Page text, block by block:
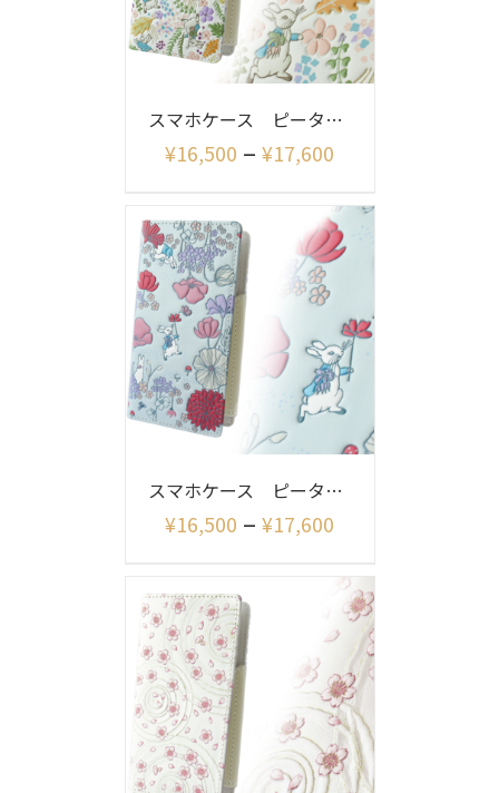
スマホケース ピーターラビット イングリッシュガーデン
¥16,500 – ¥17,600
スマホケース ピーターラビット リニアメドウ
¥16,500 – ¥17,600